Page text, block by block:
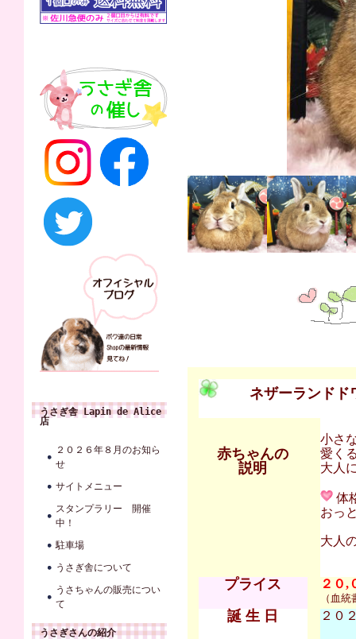
うさぎ舎 Lapin de Alice
店
２０２６年８月のお知ら
せ
サイトメニュー
スタンプラリー 開催
中！
駐車場
うさぎ舎について
うさちゃんの販売につい
て
うさぎさんの紹介
ネザーランドド
赤ちゃんの
説明
小さ
愛く
大人
体
おっ
大人
プライス ２０,
（血
誕 生 日 ２０